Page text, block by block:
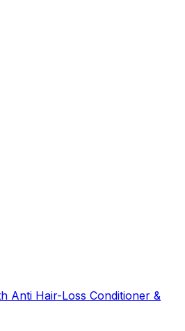
Anti Hair-Loss Conditioner &